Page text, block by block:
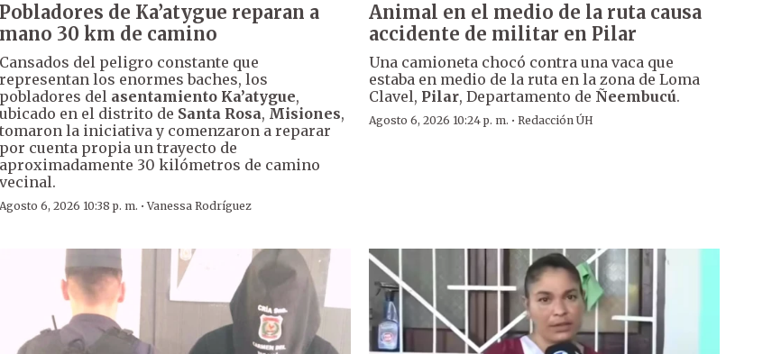
Pobladores de Ka’atygue reparan a
mano 30 km de camino
Cansados del peligro constante que
representan los enormes baches, los
pobladores del asentamiento Ka’atygue,
ubicado en el distrito de Santa Rosa, Misiones,
tomaron la iniciativa y comenzaron a reparar
por cuenta propia un trayecto de
aproximadamente 30 kilómetros de camino
vecinal.
Agosto 6, 2026 10:38 p. m. ·Vanessa Rodríguez
Animal en el medio de la ruta causa
accidente de militar en Pilar
Una camioneta chocó contra una vaca que
estaba en medio de la ruta en la zona de Loma
Clavel, Pilar, Departamento de Ñeembucú.
Agosto 6, 2026 10:24 p. m. · Redacción ÚH